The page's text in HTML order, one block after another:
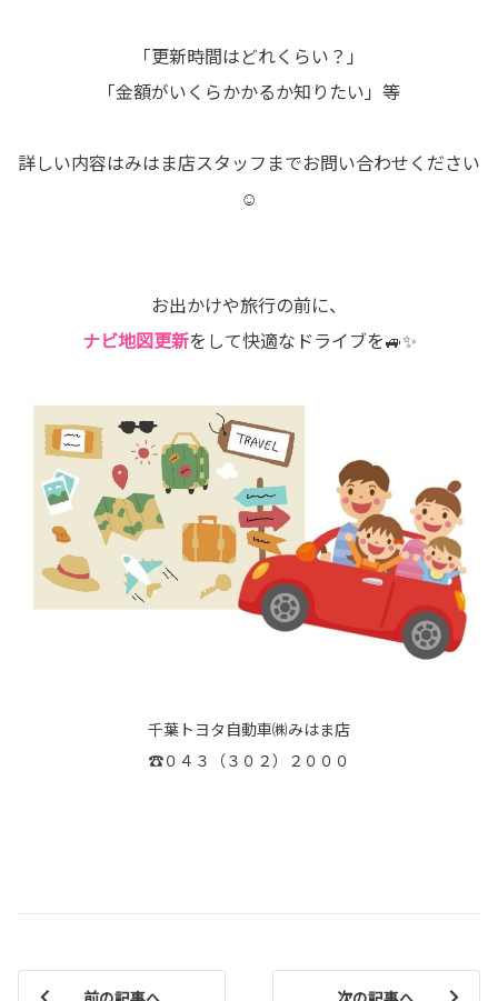
「更新時間はどれくらい？」
「金額がいくらかかるか知りたい」等
詳しい内容はみはま店スタッフまでお問い合わせください
☺
お出かけや旅行の前に、
ナビ地図更新をして快適なドライブを🚙✨
千葉トヨタ自動車㈱みはま店
☎０４３（３０２）２０００